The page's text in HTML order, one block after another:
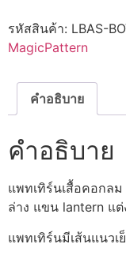
รหัสสินค้า: LBAS-
MagicPattern
คำอธิบาย
คำอธิบาย
แพทเทิร์นเสื้อคอกล
ล่าง แขน lantern แ
แพทเทิร์นมีเส้นแนวเ